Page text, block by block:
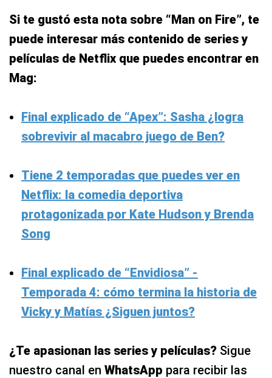
Si te gustó esta nota sobre “Man on Fire”, te
puede interesar más contenido de series y
películas de Netflix que puedes encontrar en
Mag:
Final explicado de “Apex”: Sasha ¿logra
sobrevivir al macabro juego de Ben?
Tiene 2 temporadas que puedes ver en
Netflix: la comedia deportiva
protagonizada por Kate Hudson y Brenda
Song
Final explicado de “Envidiosa” -
Temporada 4: cómo termina la historia de
Vicky y Matías ¿Siguen juntos?
¿Te apasionan las series y películas? Sigue
nuestro canal en WhatsApp para recibir las